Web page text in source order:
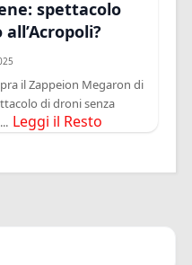
spettacolo
il Zappeion Megaron di
di droni senza
Leggi il Resto